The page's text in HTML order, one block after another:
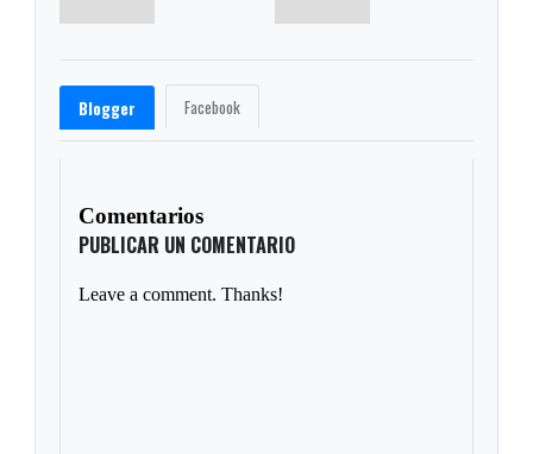
Blogger Facebook
Comentarios
PUBLICAR UN COMENTARIO
Leave a comment. Thanks!